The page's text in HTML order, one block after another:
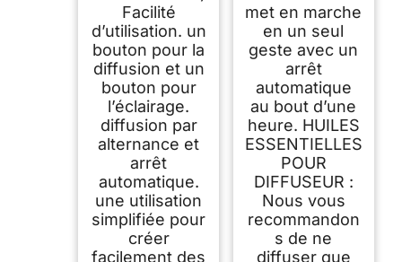
Facilité
d’utilisation. un
bouton pour la
diffusion et un
bouton pour
l’éclairage.
diffusion par
alternance et
arrêt
automatique.
une utilisation
simplifiée pour
créer
facilement des
met en marche
en un seul
geste avec un
arrêt
automatique
au bout d’une
heure. HUILES
ESSENTIELLES
POUR
DIFFUSEUR :
Nous vous
recommandon
s de ne
diffuser que